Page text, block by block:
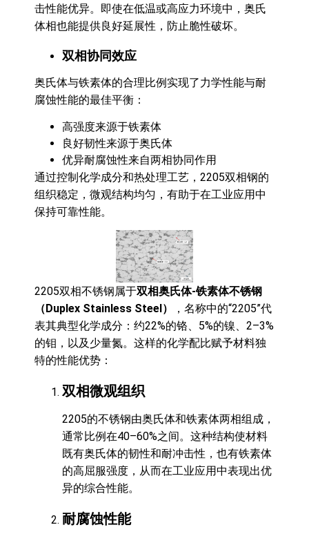
击性能优异。即使在低温或高应力环境中，奥氏
体相也能提供良好延展性，防止脆性破坏。
双相协同效应
奥氏体与铁素体的合理比例实现了力学性能与耐
腐蚀性能的最佳平衡：
高强度来源于铁素体
良好韧性来源于奥氏体
优异耐腐蚀性来自两相协同作用
通过控制化学成分和热处理工艺，2205双相钢的
组织稳定，微观结构均匀，有助于在工业应用中
保持可靠性能。
2205双相不锈钢属于双相奥氏体-铁素体不锈钢
（Duplex Stainless Steel）
，名称中的“2205”代
表其典型化学成分：约22%的铬、5%的镍、2–3%
的钼，以及少量氮。这样的化学配比赋予材料独
特的性能优势：
双相微观组织
2205的不锈钢由奥氏体和铁素体两相组成，
通常比例在40–60%之间。这种结构使材料
既有奥氏体的韧性和耐冲击性，也有铁素体
的高屈服强度，从而在工业应用中表现出优
异的综合性能。
耐腐蚀性能